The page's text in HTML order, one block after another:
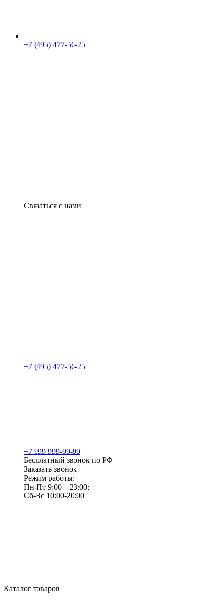
+7 (495) 477-56-25
Связаться с нами
+7 (495) 477-56-25
+7 999 999-99-99
Бесплатный звонок по РФ
Заказать звонок
Режим работы:
Пн-Пт 9:00—23:00;
Сб-Вс 10:00-20:00
Каталог товаров